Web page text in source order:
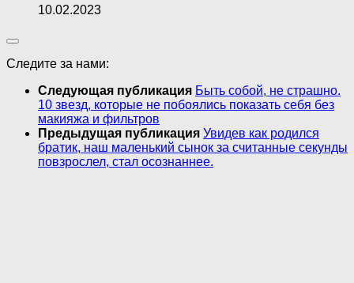
10.02.2023
Следите за нами:
Следующая публикация Быть собой, не страшно.
10 звезд, которые не побоялись показать себя без
макияжа и фильтров
Предыдущая публикация Увидев как родился
братик, наш маленький сынок за считанные секунды
повзрослел, стал осознаннее.